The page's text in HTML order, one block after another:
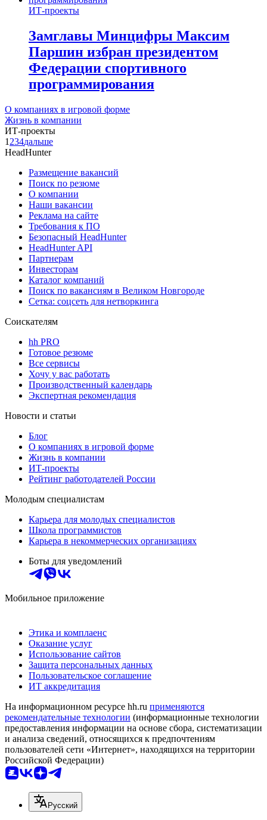
ИТ-проекты
Замглавы Минцифры Максим
Паршин избран президентом
Федерации спортивного
программирования
О компаниях в игровой форме
Жизнь в компании
ИТ-проекты
1 234дальше
HeadHunter
Размещение вакансий
Поиск по резюме
О компании
Наши вакансии
Реклама на сайте
Требования к ПО
Безопасный HeadHunter
HeadHunter API
Партнерам
Инвесторам
Каталог компаний
Поиск по вакансиям в Великом Новгороде
Сетка: соцсеть для нетворкинга
Соискателям
hh PRO
Готовое резюме
Все сервисы
Хочу у вас работать
Производственный календарь
Экспертная рекомендация
Новости и статьи
Блог
О компаниях в игровой форме
Жизнь в компании
ИТ-проекты
Рейтинг работодателей России
Молодым специалистам
Карьера для молодых специалистов
Школа программистов
Карьера в некоммерческих организациях
Боты для уведомлений
Мобильное приложение
Этика и комплаенс
Оказание услуг
Использование сайтов
Защита персональных данных
Пользовательское соглашение
ИТ аккредитация
На информационном ресурсе hh.ru применяются
рекомендательные технологии (информационные технологии
предоставления информации на основе сбора, систематизации
и анализа сведений, относящихся к предпочтениям
пользователей сети «Интернет», находящихся на территории
Российской Федерации)
Русский